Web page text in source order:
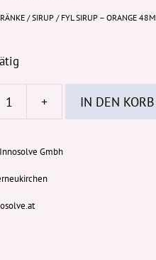
/SIRUP / FYL SIRUP – ORANGE
+ IN DEN KORB
Innosolve Gmbh